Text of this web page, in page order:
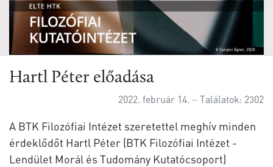
Hartl Péter előadása
2022. február 14. Találatok: 2302
A BTK Filozófiai Intézet szeretettel meghív minden
érdeklődőt Hartl Péter (BTK Filozófiai Intézet -
Lendület Morál és Tudomány Kutatócsoport)